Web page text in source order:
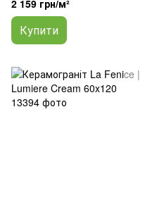
2 159 грн/м²
Купити